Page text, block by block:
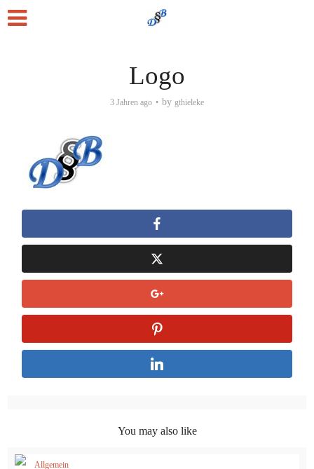
Logo
3 Jahren ago by gthieleke
You may also like
Allgemein